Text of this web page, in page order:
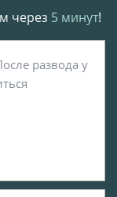
через 5 минут!